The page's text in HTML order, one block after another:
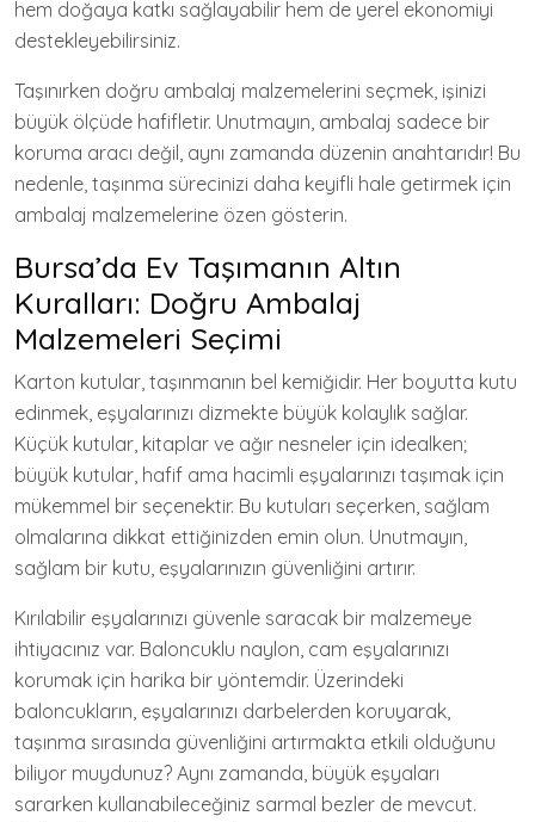
hem doğaya katkı sağlayabilir hem de yerel ekonomiyi
destekleyebilirsiniz.
Taşınırken doğru ambalaj malzemelerini seçmek, işinizi
büyük ölçüde hafifletir. Unutmayın, ambalaj sadece bir
koruma aracı değil, aynı zamanda düzenin anahtarıdır! Bu
nedenle, taşınma sürecinizi daha keyifli hale getirmek için
ambalaj malzemelerine özen gösterin.
Bursa’da Ev Taşımanın Altın
Kuralları: Doğru Ambalaj
Malzemeleri Seçimi
Karton kutular, taşınmanın bel kemiğidir. Her boyutta kutu
edinmek, eşyalarınızı dizmekte büyük kolaylık sağlar.
Küçük kutular, kitaplar ve ağır nesneler için idealken;
büyük kutular, hafif ama hacimli eşyalarınızı taşımak için
mükemmel bir seçenektir. Bu kutuları seçerken, sağlam
olmalarına dikkat ettiğinizden emin olun. Unutmayın,
sağlam bir kutu, eşyalarınızın güvenliğini artırır.
Kırılabilir eşyalarınızı güvenle saracak bir malzemeye
ihtiyacınız var. Baloncuklu naylon, cam eşyalarınızı
korumak için harika bir yöntemdir. Üzerindeki
baloncukların, eşyalarınızı darbelerden koruyarak,
taşınma sırasında güvenliğini artırmakta etkili olduğunu
biliyor muydunuz? Aynı zamanda, büyük eşyaları
sararken kullanabileceğiniz sarmal bezler de mevcut.